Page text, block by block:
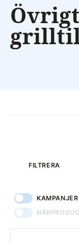
Övrigt
FILTRERA
KAMPANJER